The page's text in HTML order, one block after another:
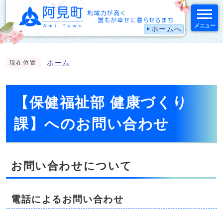
ホームへ メニュー
現在位置 ホーム
【保健福祉部 健康づくり
課】へのお問い合わせ
お問い合わせについて
電話によるお問い合わせ